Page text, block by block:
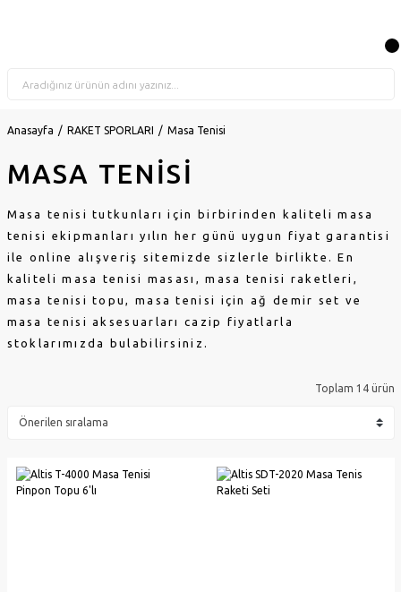
Anasayfa RAKET SPORLARI Masa Tenisi
MASA TENİSİ
Masa tenisi tutkunları için birbirinden kalitelimasa
tenisi
ekipmanları yılın her günü uygun fiyat garantisi
ile online alışveriş sitemizde sizlerle birlikte. En
kalitelimasa tenisi
masası, masa tenisi raketleri,
masa tenisi topu, masa tenisi içinağ demir set ve
masa tenisiaksesuarları
cazip fiyatlarla
stoklarımızda bulabilirsiniz.
Toplam 14 ürün